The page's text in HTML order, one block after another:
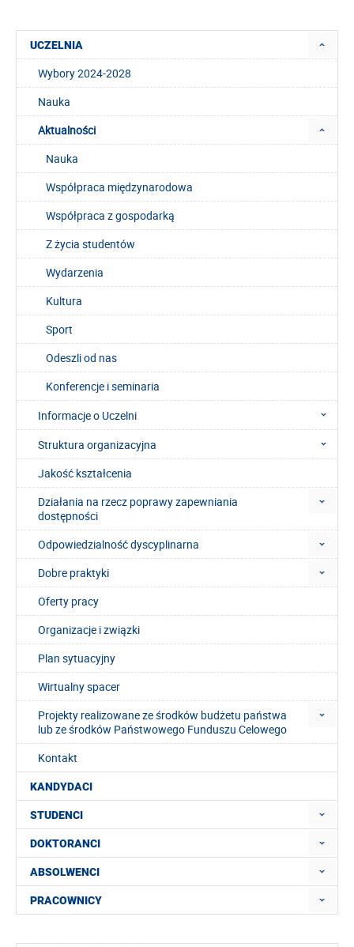
UCZELNIA
Wybory 2024-2028
Nauka
Aktualności
Nauka
Współpraca międzynarodowa
Współpraca z gospodarką
Z życia studentów
Wydarzenia
Kultura
Sport
Odeszli od nas
Konferencje i seminaria
Informacje o Uczelni
Struktura organizacyjna
Jakość kształcenia
Działania na rzecz poprawy zapewniania
dostępności
Odpowiedzialność dyscyplinarna
Dobre praktyki
Oferty pracy
Organizacje i związki
Plan sytuacyjny
Wirtualny spacer
Projekty realizowane ze środków budżetu państwa
lub ze środków Państwowego Funduszu Celowego
Kontakt
KANDYDACI
STUDENCI
DOKTORANCI
ABSOLWENCI
PRACOWNICY